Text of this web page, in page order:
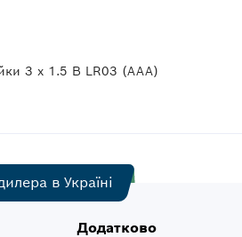
3 x 1.5 В LR03 (AAA)
в Україні
Додатково